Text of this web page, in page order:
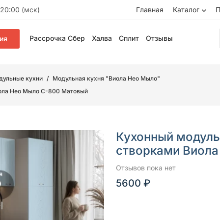
(мск) Главная Каталог
Рассрочка Сбер Халва Сплит Отзывы
кухни
Модульная кухня "Виола Нео Мыло"
Нео Мыло С-800 Матовый
Кухонный
створками
Отзывов пока нет
5600 ₽